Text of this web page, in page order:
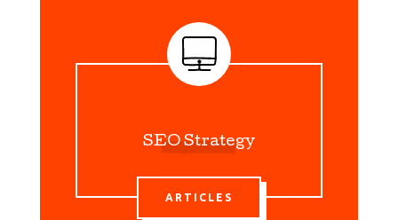
SEO Strategy
ARTICLES